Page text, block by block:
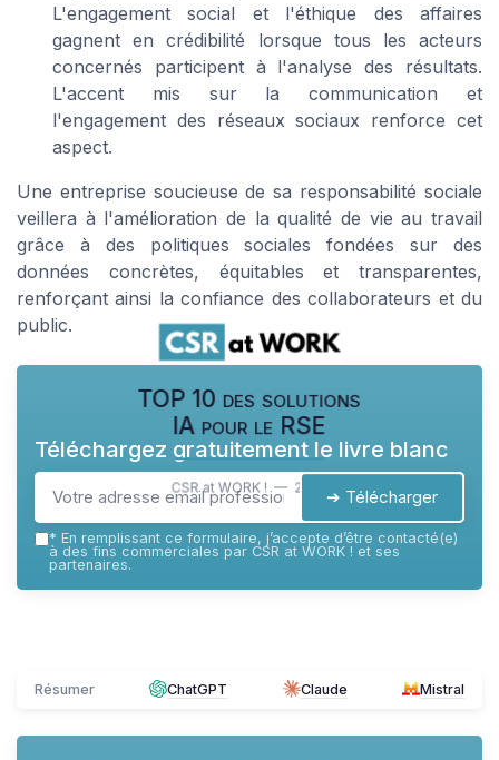
L'engagement social et l'éthique des affaires
gagnent en crédibilité lorsque tous les acteurs
concernés participent à l'analyse des résultats.
L'accent mis sur la communication et
l'engagement des réseaux sociaux renforce cet
aspect.
Une entreprise soucieuse de sa responsabilité sociale
veillera à l'amélioration de la qualité de vie au travail
grâce à des politiques sociales fondées sur des
données concrètes, équitables et transparentes,
renforçant ainsi la confiance des collaborateurs et du
public.
TOP 10 des solutions
IA pour le RSE
CSR at WORK ! — 2026
Téléchargez gratuitement le livre blanc
➔ Télécharger
* En remplissant ce formulaire, j’accepte d’être contacté(e)
à des fins commerciales par CSR at WORK ! et ses
partenaires.
Résumer ChatGPT Claude Mistral